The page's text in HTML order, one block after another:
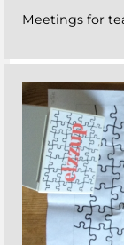
Meetings for